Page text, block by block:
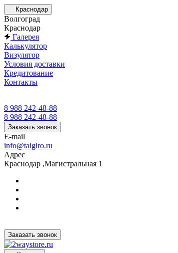
Краснодар
Волгоград
Краснодар
Галерея
Калькулятор
Визулятор
Условия доставки
Кредитование
Контакты
8 988 242-48-88
8 988 242-48-88
Заказать звонок
E-mail
info@taigiro.ru
Адрес
Краснодар ,Магистральная 1
Заказать звонок